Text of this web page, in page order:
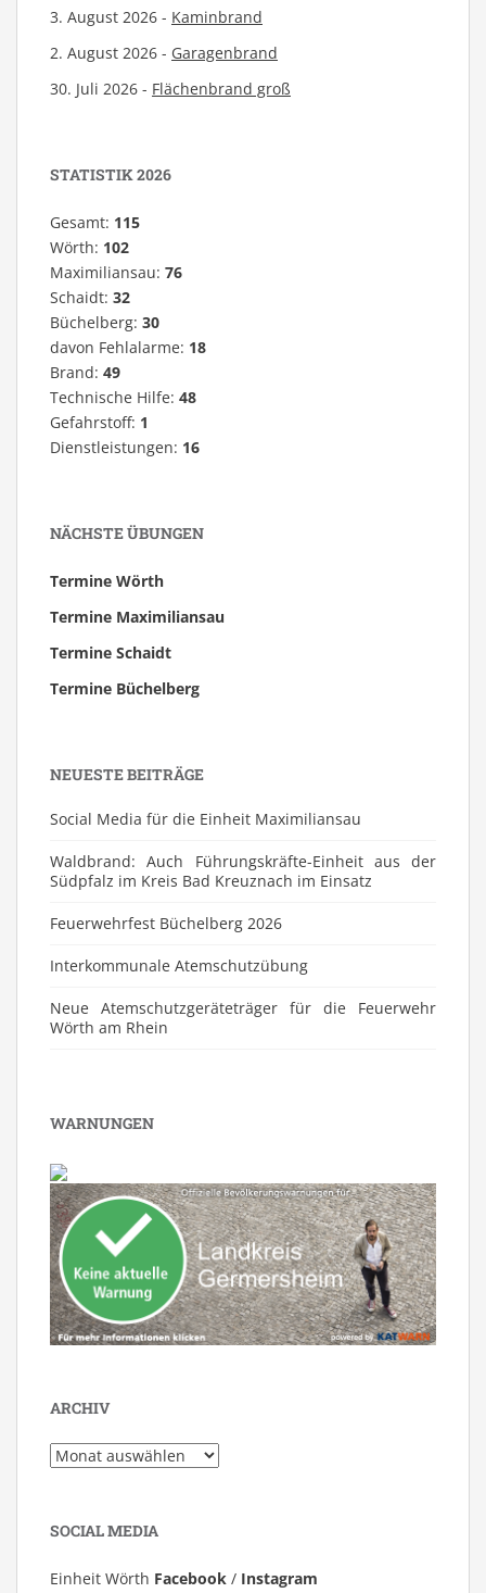
3. August 2026 - Kaminbrand
2. August 2026 - Garagenbrand
30. Juli 2026 - Flächenbrand groß
STATISTIK 2026
Gesamt: 115
Wörth: 102
Maximiliansau: 76
Schaidt: 32
Büchelberg: 30
davon Fehlalarme: 18
Brand: 49
Technische Hilfe: 48
Gefahrstoff: 1
Dienstleistungen: 16
NÄCHSTE ÜBUNGEN
Termine Wörth
Termine Maximiliansau
Termine Schaidt
Termine Büchelberg
NEUESTE BEITRÄGE
Social Media für die Einheit Maximiliansau
Waldbrand: Auch Führungskräfte-Einheit aus der
Südpfalz im Kreis Bad Kreuznach im Einsatz
Feuerwehrfest Büchelberg 2026
⁠Interkommunale Atemschutzübung
Neue Atemschutzgeräteträger für die Feuerwehr
Wörth am Rhein
WARNUNGEN
ARCHIV
Archiv
SOCIAL MEDIA
Einheit Wörth Facebook / Instagram